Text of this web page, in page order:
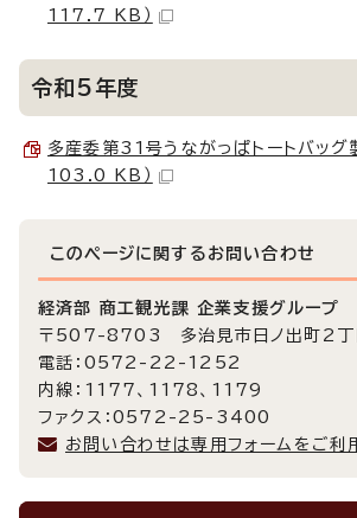
117.7 KB）
令和5年度
多産委第31号うながっぱトートバッグ
103.0 KB）
このページに関する お問い合わせ
経済部 商工観光課 企業支援グループ
〒507-8703 多治見市日ノ出町2丁
電話：0572-22-1252
内線：1177、1178、1179
ファクス：0572-25-3400
お問い合わせは専用フォームをご利